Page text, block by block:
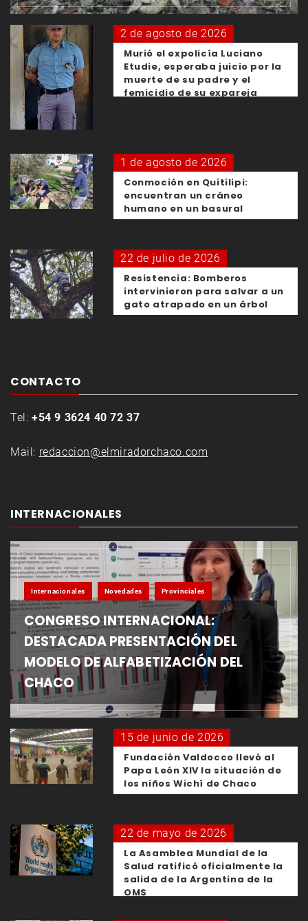
2 de agosto de 2026
Murió el expolicía Luciano
Etudie, esperaba juicio por la
muerte de su padre y el
femicidio de su expareja
1 de agosto de 2026
Conmoción en Quitilipi:
encuentran un cráneo
humano en un basural
22 de julio de 2026
Resistencia: Bomberos
intervinieron para salvar a un
gato atrapado en un árbol
CONTACTO
Tel: +54 9 3624 40 72 37
Mail: redaccion@elmiradorchaco.com
INTERNACIONALES
Internacionales Novedades Provinciales
CONGRESO INTERNACIONAL:
DESTACADA PRESENTACIÓN DEL
MODELO DE ALFABETIZACIÓN DEL
CHACO
15 de junio de 2026
Fundación Valdocco llevó al
Papa León XIV la situación de
los niños Wichí de Chaco
22 de mayo de 2026
La Asamblea Mundial de la
Salud ratificó oficialmente la
salida de la Argentina de la
OMS